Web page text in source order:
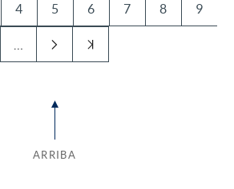
4 5 6 7 8 9
ARRIBA